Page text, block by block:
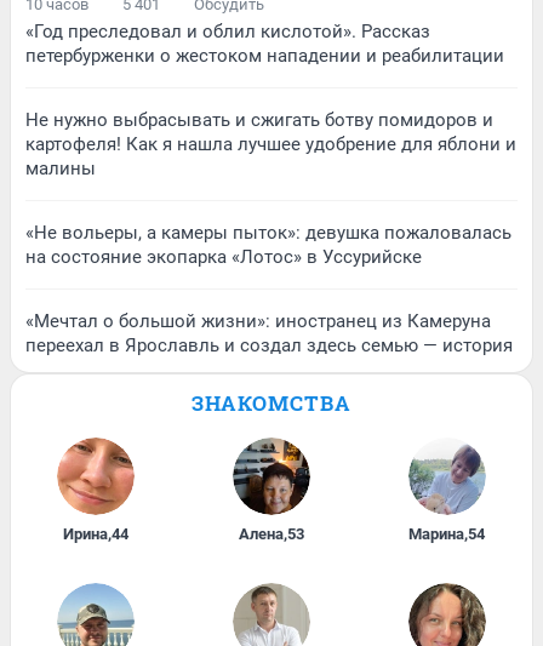
10 часов 5 401 Обсудить
«Год преследовал и облил кислотой». Рассказ
петербурженки о жестоком нападении и реабилитации
Не нужно выбрасывать и сжигать ботву помидоров и
картофеля! Как я нашла лучшее удобрение для яблони и
малины
«Не вольеры, а камеры пыток»: девушка пожаловалась
на состояние экопарка «Лотос» в Уссурийске
«Мечтал о большой жизни»: иностранец из Камеруна
переехал в Ярославль и создал здесь семью — история
ЗНАКОМСТВА
Ирина,44 Алена,53 Марина,54